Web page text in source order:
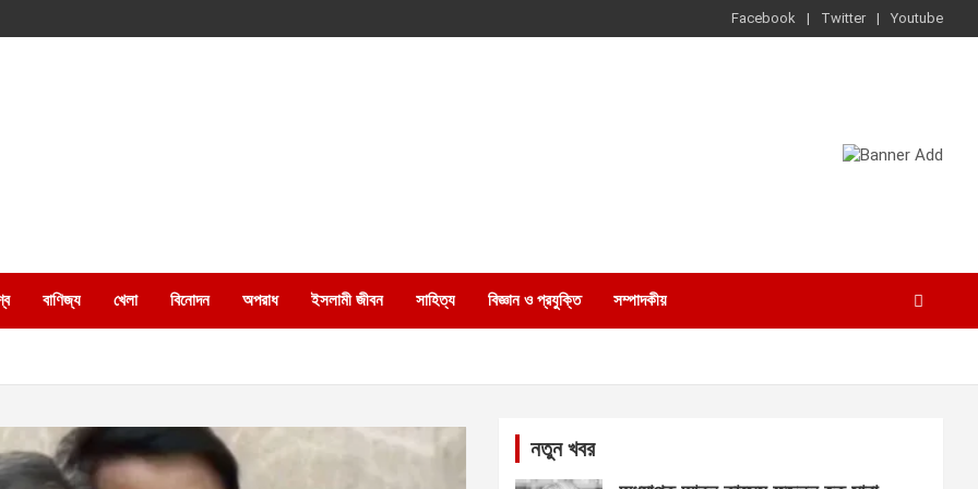
Facebook Twitter Youtube
বাণিজ্য খেলা বিনোদন অপরাধ ইসলামী জীবন সাহিত্য বিজ্ঞান ও প্রযুক্তি সম্পাদকীয়
নতুন খবর